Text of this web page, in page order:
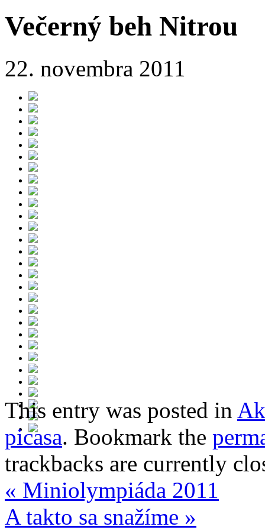
Večerný beh Nitrou
22. novembra 2011
This entry was posted in
picasa. Bookmark the
trackbacks are currently
« Miniolympiáda 2011
A takto sa snažíme »